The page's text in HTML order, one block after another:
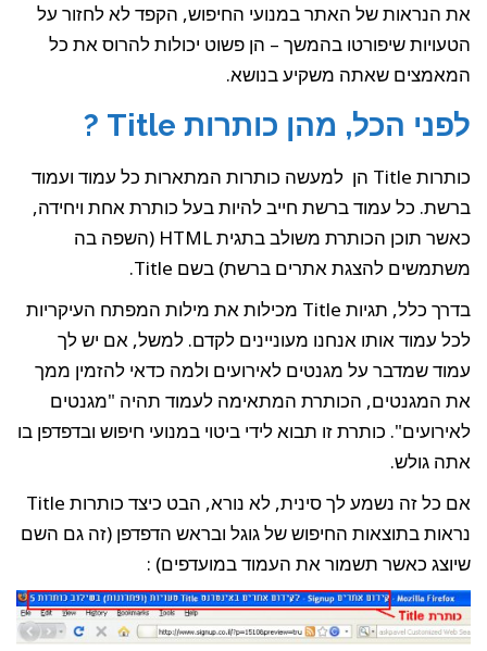
את הנראות של האתר במנועי החיפוש, הקפד לא לחזור על
הטעויות שיפורטו בהמשך – הן פשוט יכולות להרוס את כל
המאמצים שאתה משקיע בנושא.
לפני הכל, מהן כותרות Title ?
כותרות Title הן למעשה כותרות המתארות כל עמוד ועמוד
ברשת. כל עמוד ברשת חייב להיות בעל כותרת אחת ויחידה,
כאשר תוכן הכותרת משולב בתגית HTML (השפה בה
משתמשים להצגת אתרים ברשת) בשם Title.
בדרך כלל, תגיות Title מכילות את מילות המפתח העיקריות
לכל עמוד אותו אנחנו מעוניינים לקדם. למשל, אם יש לך
עמוד שמדבר על מגנטים לאירועים ולמה כדאי להזמין ממך
את המגנטים, הכותרת המתאימה לעמוד תהיה "מגנטים
לאירועים". כותרת זו תבוא לידי ביטוי במנועי חיפוש ובדפדפן בו
אתה גולש.
אם כל זה נשמע לך סינית, לא נורא, הבט כיצד כותרות Title
נראות בתוצאות החיפוש של גוגל ובראש הדפדפן (זה גם השם
שיוצג כאשר תשמור את העמוד במועדפים) :